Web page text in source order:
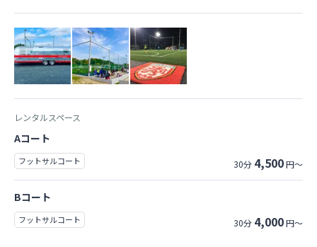
レンタルスペース
Aコート
フットサルコート 30分 4,500円～
Bコート
フットサルコート 30分 4,000円～